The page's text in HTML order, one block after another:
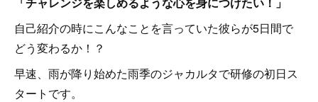
自己紹介の時にこんなことを言っていた彼らが5日間で
どう変わるか！？
早速、雨が降り始めた雨季のジャカルタで研修の初日ス
タートです。